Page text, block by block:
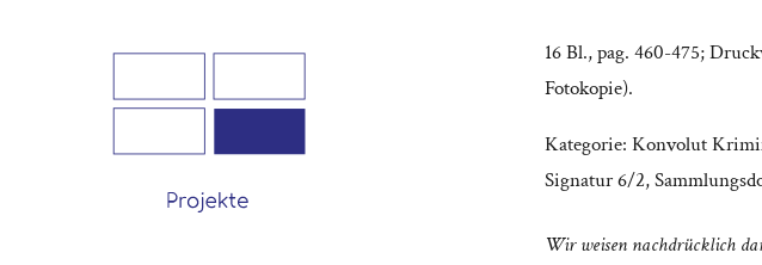
16 Bl., pag. 460-475;
Fotokopie).
Kategorie: Konvolut
Signatur 6/2,
Wir weisen nachdrücklich